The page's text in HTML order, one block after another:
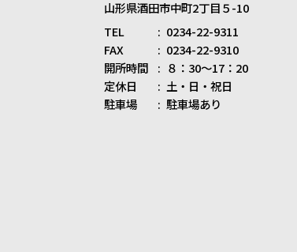
山形県酒田市中町2丁目５-10
TEL
0234-22-9311
FAX
0234-22-9310
開所時間
８：30～17：20
定休日
土・日・祝日
駐車場
駐車場あり